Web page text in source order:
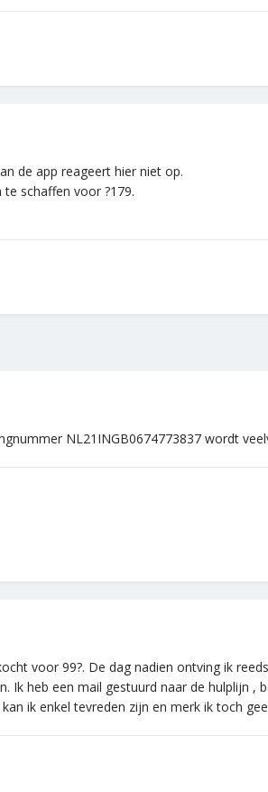
de app reageert hier niet op.
schaffen voor ?179.
NL21INGB0674773837 wordt
voor 99?. De dag nadien ontving ik
Ik heb een mail gestuurd naar de hulplijn ,
ik enkel tevreden zijn en merk ik toch